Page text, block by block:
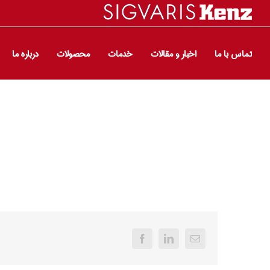
درباره ما محصولات خدمات اخبار و مقالات تماس با ما
FacebookLinkedInEmail